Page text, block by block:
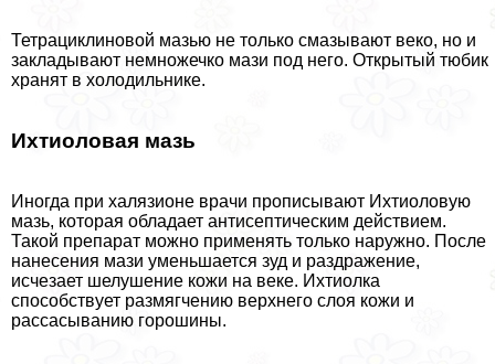
Тетрациклиновой мазью не только смазывают веко, но и
закладывают немножечко мази под него. Открытый тюбик
хранят в холодильнике.
Ихтиоловая мазь
Иногда при халязионе врачи прописывают Ихтиоловую
мазь, которая обладает антисептическим действием.
Такой препарат можно применять только наружно. После
нанесения мази уменьшается зуд и раздражение,
исчезает шелушение кожи на веке. Ихтиолка
способствует размягчению верхнего слоя кожи и
рассасыванию горошины.